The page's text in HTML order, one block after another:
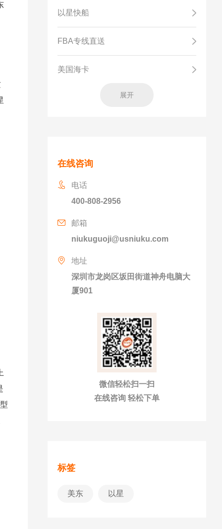
以星快船
FBA专线直送
美国海卡
展开
在线咨询
电话
400-808-2956
邮箱
niukuguoji@usniuku.com
地址
深圳市龙岗区坂田街道神舟电脑大
厦901
微信轻松扫一扫
在线咨询 轻松下单
标签
美东 以星